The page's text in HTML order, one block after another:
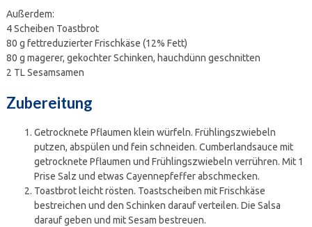
Außerdem:
4 Scheiben Toastbrot
80 g fettreduzierter Frischkäse (12% Fett)
80 g magerer, gekochter Schinken, hauchdünn geschnitten
2 TL Sesamsamen
Zubereitung
Getrocknete Pflaumen klein würfeln. Frühlingszwiebeln
putzen, abspülen und fein schneiden. Cumberlandsauce mit
getrocknete Pflaumen und Frühlingszwiebeln verrühren. Mit 1
Prise Salz und etwas Cayennepfeffer abschmecken.
Toastbrot leicht rösten. Toastscheiben mit Frischkäse
bestreichen und den Schinken darauf verteilen. Die Salsa
darauf geben und mit Sesam bestreuen.